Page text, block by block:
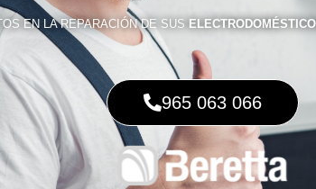
EN LA REPARACIÓN DE SUS
965 063 066